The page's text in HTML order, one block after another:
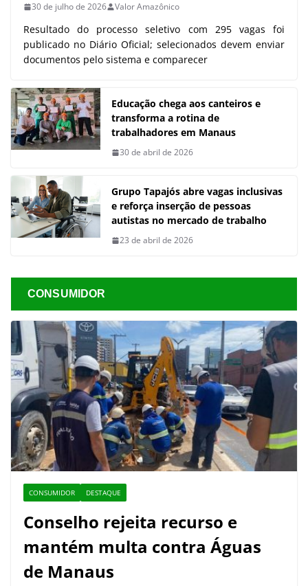
30 de julho de 2026 Valor Amazônico
Resultado do processo seletivo com 295 vagas foi
publicado no Diário Oficial; selecionados devem enviar
documentos pelo sistema e comparecer
Educação chega aos canteiros e
transforma a rotina de
trabalhadores em Manaus
30 de abril de 2026
Grupo Tapajós abre vagas inclusivas
e reforça inserção de pessoas
autistas no mercado de trabalho
23 de abril de 2026
CONSUMIDOR
CONSUMIDOR DESTAQUE
Conselho rejeita recurso e
mantém multa contra Águas
de Manaus